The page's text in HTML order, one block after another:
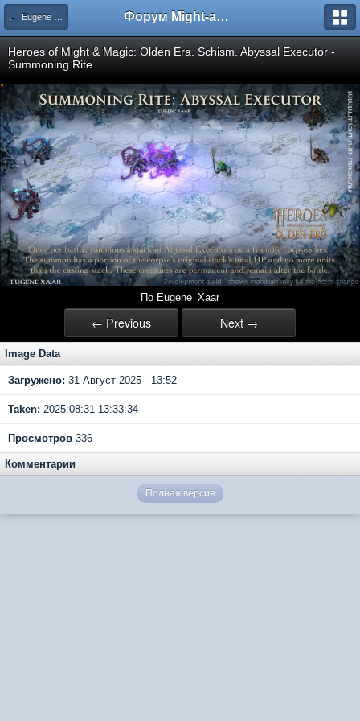
← Eugene Xaar Форум Might-and-Magic.ru
Heroes of Might & Magic: Olden Era. Schism. Abyssal Executor -
Summoning Rite
По Eugene_Xaar
← Previous Next →
Image Data
Загружено: 31 Август 2025 - 13:52
Taken: 2025:08:31 13:33:34
Просмотров 336
Комментарии
Полная версия